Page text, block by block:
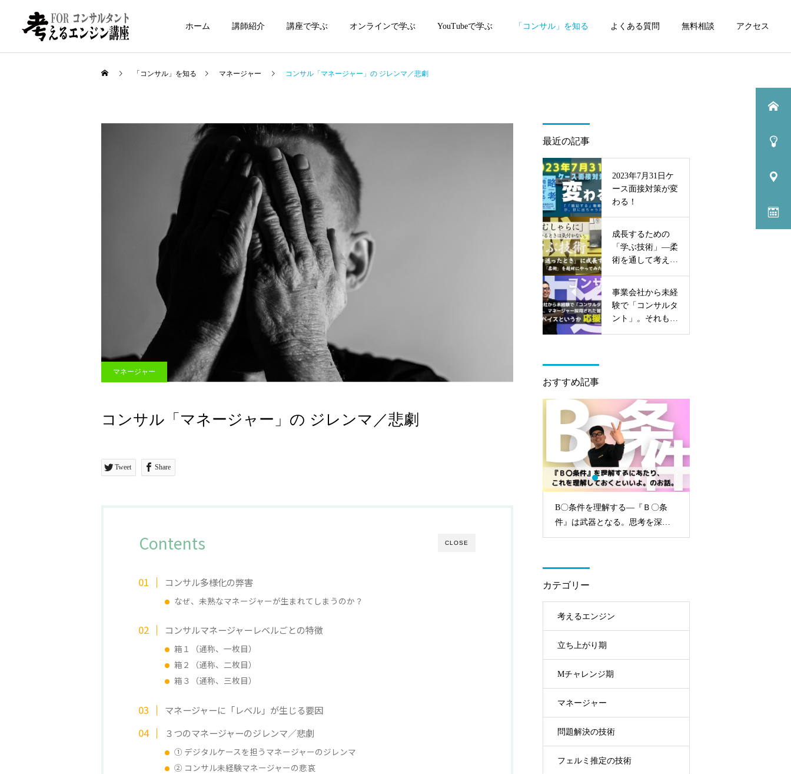
ホーム 講師紹介 講座で学ぶ オンラインで学ぶ YouTubeで学ぶ 「コンサル」を知る よくある質問 無料相談 アクセス
「コンサル」を知る マネージャー コンサル「マネージャー」の ジレンマ／悲劇
マネージャー
コンサル「マネージャー」の ジレンマ／悲劇
Tweet Share
CLOSE
Contents
コンサル多様化の弊害
なぜ、未熟なマネージャーが生まれてしまうのか？
コンサルマネージャーレベルごとの特徴
箱１（通称、一枚目）
箱２（通称、二枚目）
箱３（通称、三枚目）
マネージャーに「レベル」が生じる要因
３つのマネージャーのジレンマ／悲劇
① デジタルケースを担うマネージャーのジレンマ
② コンサル未経験マネージャーの悲哀
最近の記事
2023年7月31日ケ
ース面接対策が変
わる！
成長するための
「学ぶ技術」—柔
術を通して考えて
事業会社から未経
験で「コンサルタ
ント」。それも、
おすすめ記事
B〇条件を理解する—『Ｂ〇条
件』は武器となる。思考を深め
るのにも議論にも。
カテゴリー
考えるエンジン
立ち上がり期
Mチャレンジ期
マネージャー
問題解決の技術
フェルミ推定の技術